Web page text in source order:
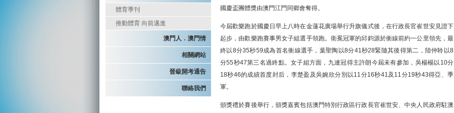
體育季刊
推動體育 向前邁進
澳門人．澳門情
相關網站
晉級開考通告
聯絡我們
國慶盃團體獎由澳門江門同鄉會奪得。
今屆歡樂跑於國慶日早上八時在金蓮花廣場舉行升旗儀式後，在行政長官崔世安見證下
起步，由歡樂跑賽事男女子組選手領跑。衛冕冠軍的邱鈞源於衝線前約一公里領先，最
終以8分35秒59成為首名衝線選手，葉聖陶以8分41秒28緊隨其後得第二，陸仲聆以8
分55秒47第三名過終點。女子組方面，九連冠得主許朗今屆未有參加，吳楊楊以10分
18秒46的成績首度封后，李楚盈及吳婉欣分別以11分16秒41及11分19秒43得亞、季
軍。
頒獎禮於賽後舉行，頒獎嘉賓包括澳門特別行政區行政長官崔世安、中央人民政府駐澳